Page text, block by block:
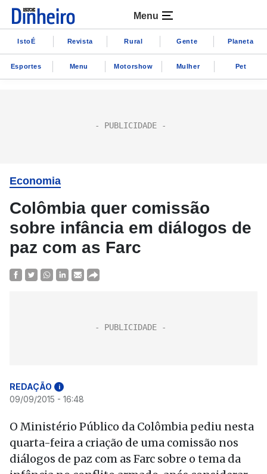
Menu
IstoÉ Revista Rural Gente Planeta
Esportes Menu Motorshow Mulher Pet
Economia
Colômbia quer comissão
sobre infância em diálogos de
paz com as Farc
REDAÇÃO i
09/09/2015 - 16:48
O Ministério Público da Colômbia pediu nesta
quarta-feira a criação de uma comissão nos
diálogos de paz com as Farc sobre o tema da